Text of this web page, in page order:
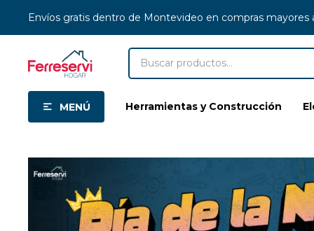
MENÚ Herramientas y Construcción
Envíos gratis dentro de Montevideo en compras mayores